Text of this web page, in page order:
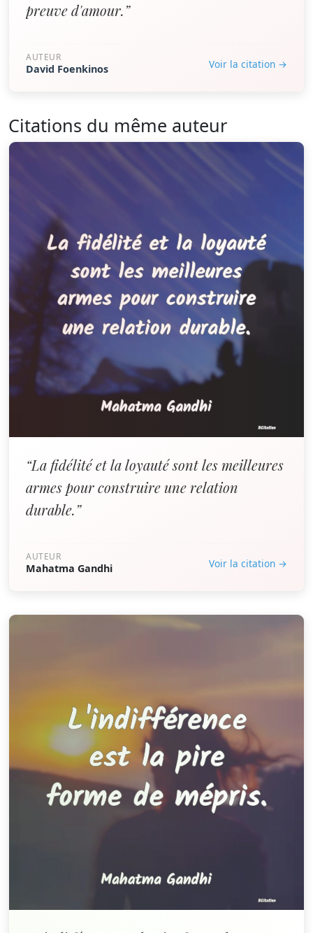
preuve d'amour.”
AUTEUR
David Foenkinos Voir la citation →
Citations du même auteur
“La fidélité et la loyauté sont les meilleures
armes pour construire une relation
durable.”
AUTEUR
Mahatma Gandhi Voir la citation →